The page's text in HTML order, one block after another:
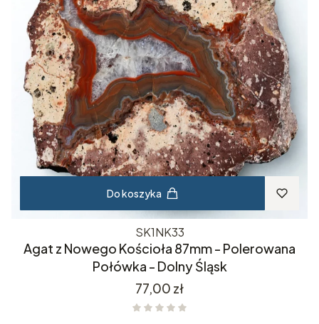
Do koszyka
SK1NK33
Agat z Nowego Kościoła 87mm - Polerowana
Połówka - Dolny Śląsk
Cena
77,00 zł